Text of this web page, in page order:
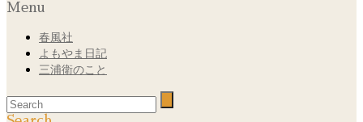
Menu
春風社
よもやま日記
三浦衛のこと